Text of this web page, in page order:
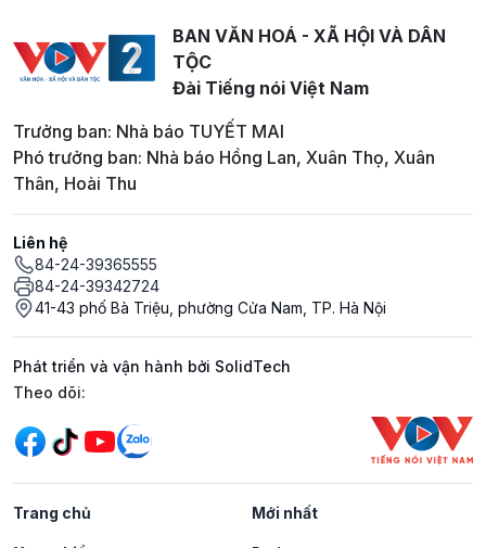
BAN VĂN HOÁ - XÃ HỘI VÀ DÂN
TỘC
Đài Tiếng nói Việt Nam
Trưởng ban: Nhà báo TUYẾT MAI
Phó trưởng ban: Nhà báo Hồng Lan, Xuân Thọ, Xuân
Thân, Hoài Thu
Liên hệ
84-24-39365555
84-24-39342724
41-43 phố Bà Triệu, phường Cửa Nam, TP. Hà Nội
Phát triển và vận hành bởi SolidTech
Mạng xã hội
Theo dõi:
Trang chủ Mới nhất